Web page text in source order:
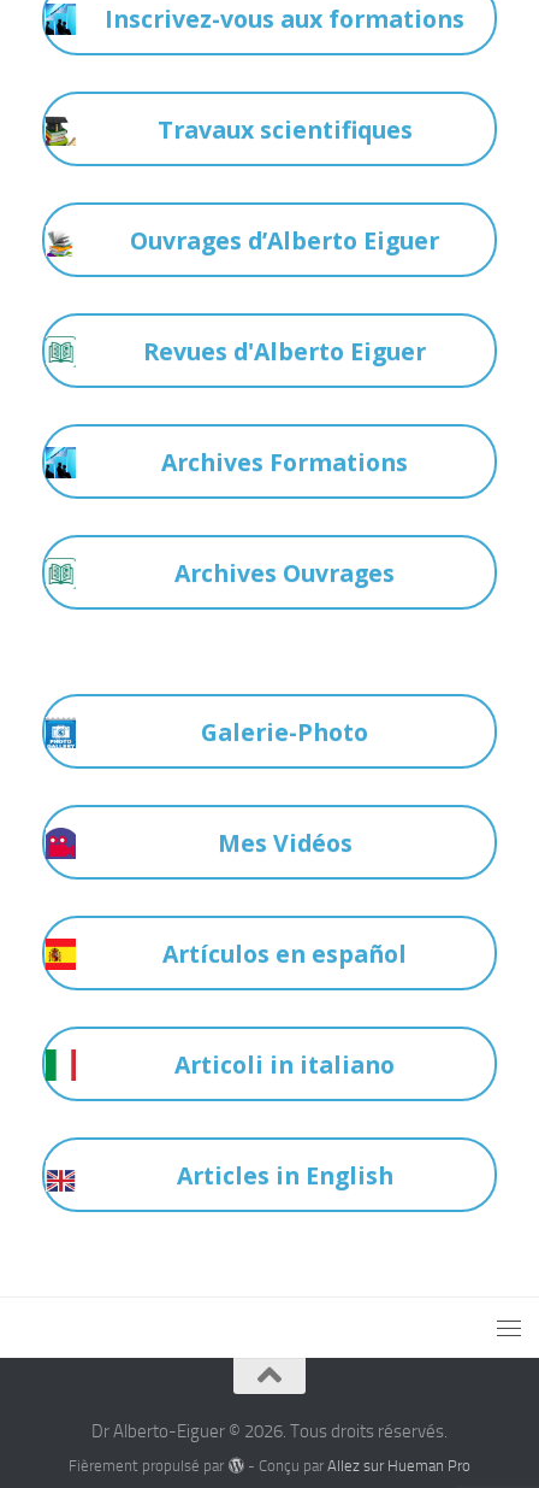
Inscrivez-vous aux formations
Travaux scientifiques
Ouvrages d’Alberto Eiguer
Revues d'Alberto Eiguer
Archives Formations
Archives Ouvrages
Galerie-Photo
Mes Vidéos
Artículos en español
Articoli in italiano
Articles in English
Dr Alberto-Eiguer © 2026. Tous droits réservés.
Fièrement propulsé par - Conçu par Allez sur Hueman Pro